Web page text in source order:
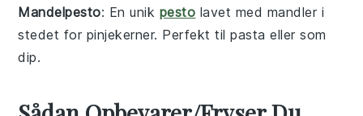
Mandelpesto: En unik pesto lavet med mandler i
stedet for pinjekerner. Perfekt tilpasta eller som
dip.